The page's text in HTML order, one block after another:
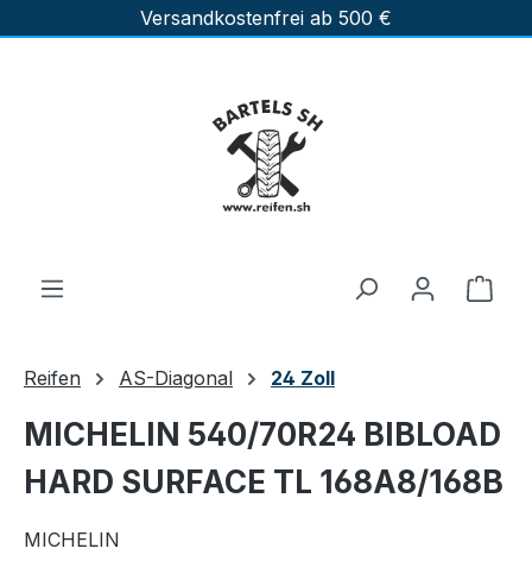
Zum Hauptinhalt springenVersandkostenfrei ab 500 €
Reifen AS-Diagonal 24 Zoll
MICHELIN 540/70R24 BIBLOAD
HARD SURFACE TL 168A8/168B
MICHELIN